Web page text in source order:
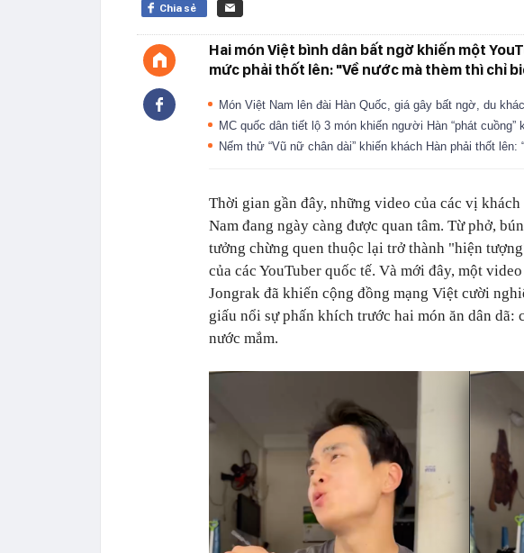
Chia sẻ
Hai món Việt bình dân bất ngờ khiến một
mức phải thốt lên: "Về nước mà thèm thì chỉ
Món Việt Nam lên đài Hàn Quốc, giá gây bất ngờ, du
MC quốc dân tiết lộ 3 món khiến người Hàn “phát cuồng”
Nếm thử “Vũ nữ chân dài” khiến khách Hàn phải thốt
Thời gian gần đây, những video của các vị
Nam đang ngày càng được quan tâm. Từ phở,
tưởng chừng quen thuộc lại trở thành "hiện
của các YouTuber quốc tế. Và mới đây, một
Jongrak đã khiến cộng đồng mạng Việt cười
giấu nổi sự phấn khích trước hai món ăn dân dã:
nước mắm.